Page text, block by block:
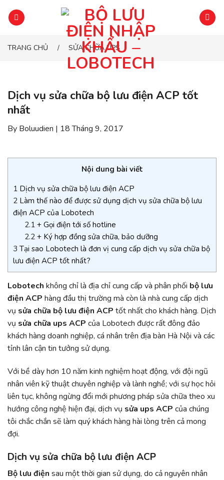
đến
nộiTRANG CHỦ / SỬA CHỮA UPS
Dịch vụ sửa chữa bộ lưu điện ACP tốt
nhất
By Boluudien | 18 Tháng 9, 2017
Nội dung bài viết
1 Dịch vụ sửa chữa bộ lưu điện ACP
2 Làm thế nào để được sử dụng dịch vụ sửa chữa bộ lưu
điện ACP của Lobotech
2.1+ Gọi điện tới số hotline
2.2+ Ký hợp đồng sửa chữa, bảo dưỡng
3 Tại sao Lobotech là đơn vị cung cấp dịch vụ sửa chữa bộ
lưu điện ACP tốt nhất?
Lobotech không chỉ là địa chỉ cung cấp và phân phối bộ lưu
điện ACP hàng đầu thị trường mà còn là nhà cung cấp dịch
vụ sửa chữa bộ lưu điện ACP tốt nhất cho khách hàng. Dịch
vụ sửa chữa ups ACP của Lobotech được rất đông đảo
khách hàng doanh nghiệp, cá nhân trên địa bàn Hà Nội và các
tỉnh lân cận tin tưởng sử dụng.
Với bề dày hơn 10 năm kinh nghiệm hoạt động, với đội ngũ
nhân viên kỹ thuật chuyên nghiệp và lành nghề; với sự học hỏi
liên tục, không ngừng đổi mới phương pháp sửa chữa theo xu
hướng công nghệ hiện đại, dịch vụ sửa ups ACP của chúng
tôi chắc chắn sẽ làm quý khách hàng hài lòng trên cả mong
đợi.
Dịch vụ sửa chữa bộ lưu điện ACP
Bộ lưu điện sau một thời gian sử dụng, do cả nguyên nhân